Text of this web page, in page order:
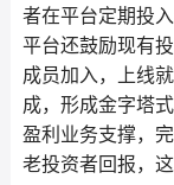
者在平台定期投
平台还鼓励现有
成员加入，上线
成，形成金字塔
盈利业务支撑，
老投资者回报，